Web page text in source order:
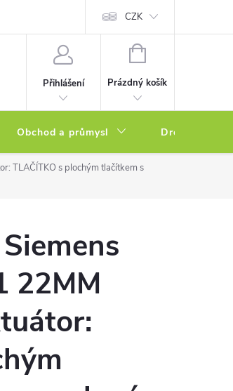
ochrany osobních údajů Soubory cookies
CZK
Přihlášení
NÁKUPNÍ
Prázdný košík
Obchod a průmysl Drogerie
TLAČÍTKO s plochým tlačítkem s
22MM